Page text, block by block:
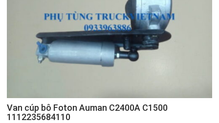
H0610151001A0
Van cúp bô Foton Auman C2400A C1500
1112235684110